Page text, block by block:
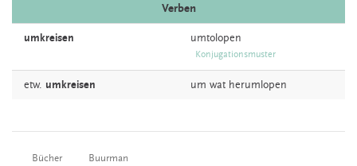
Verben
umkreisen umtolopen
Konjugationsmuster
etw. umkreisen um wat herumlopen
Bücher Buurman